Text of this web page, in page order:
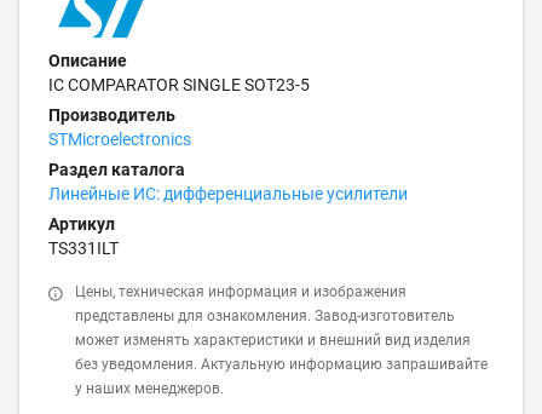
Описание
IC COMPARATOR SINGLE SOT23-5
Производитель
STMicroelectronics
Раздел каталога
Линейные ИС: дифференциальные усилители
Артикул
TS331ILT
Цены, техническая информация и изображения
представлены для ознакомления. Завод-изготовитель
может изменять характеристики и внешний вид изделия
без уведомления. Актуальную информацию запрашивайте
у наших менеджеров.